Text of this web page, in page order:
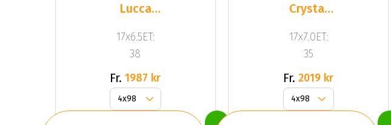
Lucca
Silv
17x6.5ET:
38
Fr. 1987 kr
Crystal
17x7.0ET:
35
Fr. 2019 kr